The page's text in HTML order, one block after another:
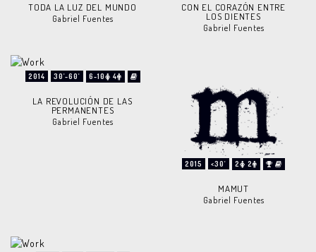
TODA LA LUZ DEL MUNDO
Gabriel Fuentes
CON EL CORAZÓN ENTRE
LOS DIENTES
Gabriel Fuentes
2014 30'-60' 6-10 4
LA REVOLUCIÓN DE LAS
PERMANENTES
Gabriel Fuentes
2015 <30' 2 2
MAMUT
Gabriel Fuentes